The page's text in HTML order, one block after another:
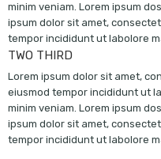
minim veniam. Lorem ipsum
ipsum dolor sit amet,
tempor incididunt ut labolore
TWO THIRD
Lorem ipsum dolor sit amet,
eiusmod tempor incididunt ut
minim veniam. Lorem ipsum
ipsum dolor sit amet,
tempor incididunt ut labolore